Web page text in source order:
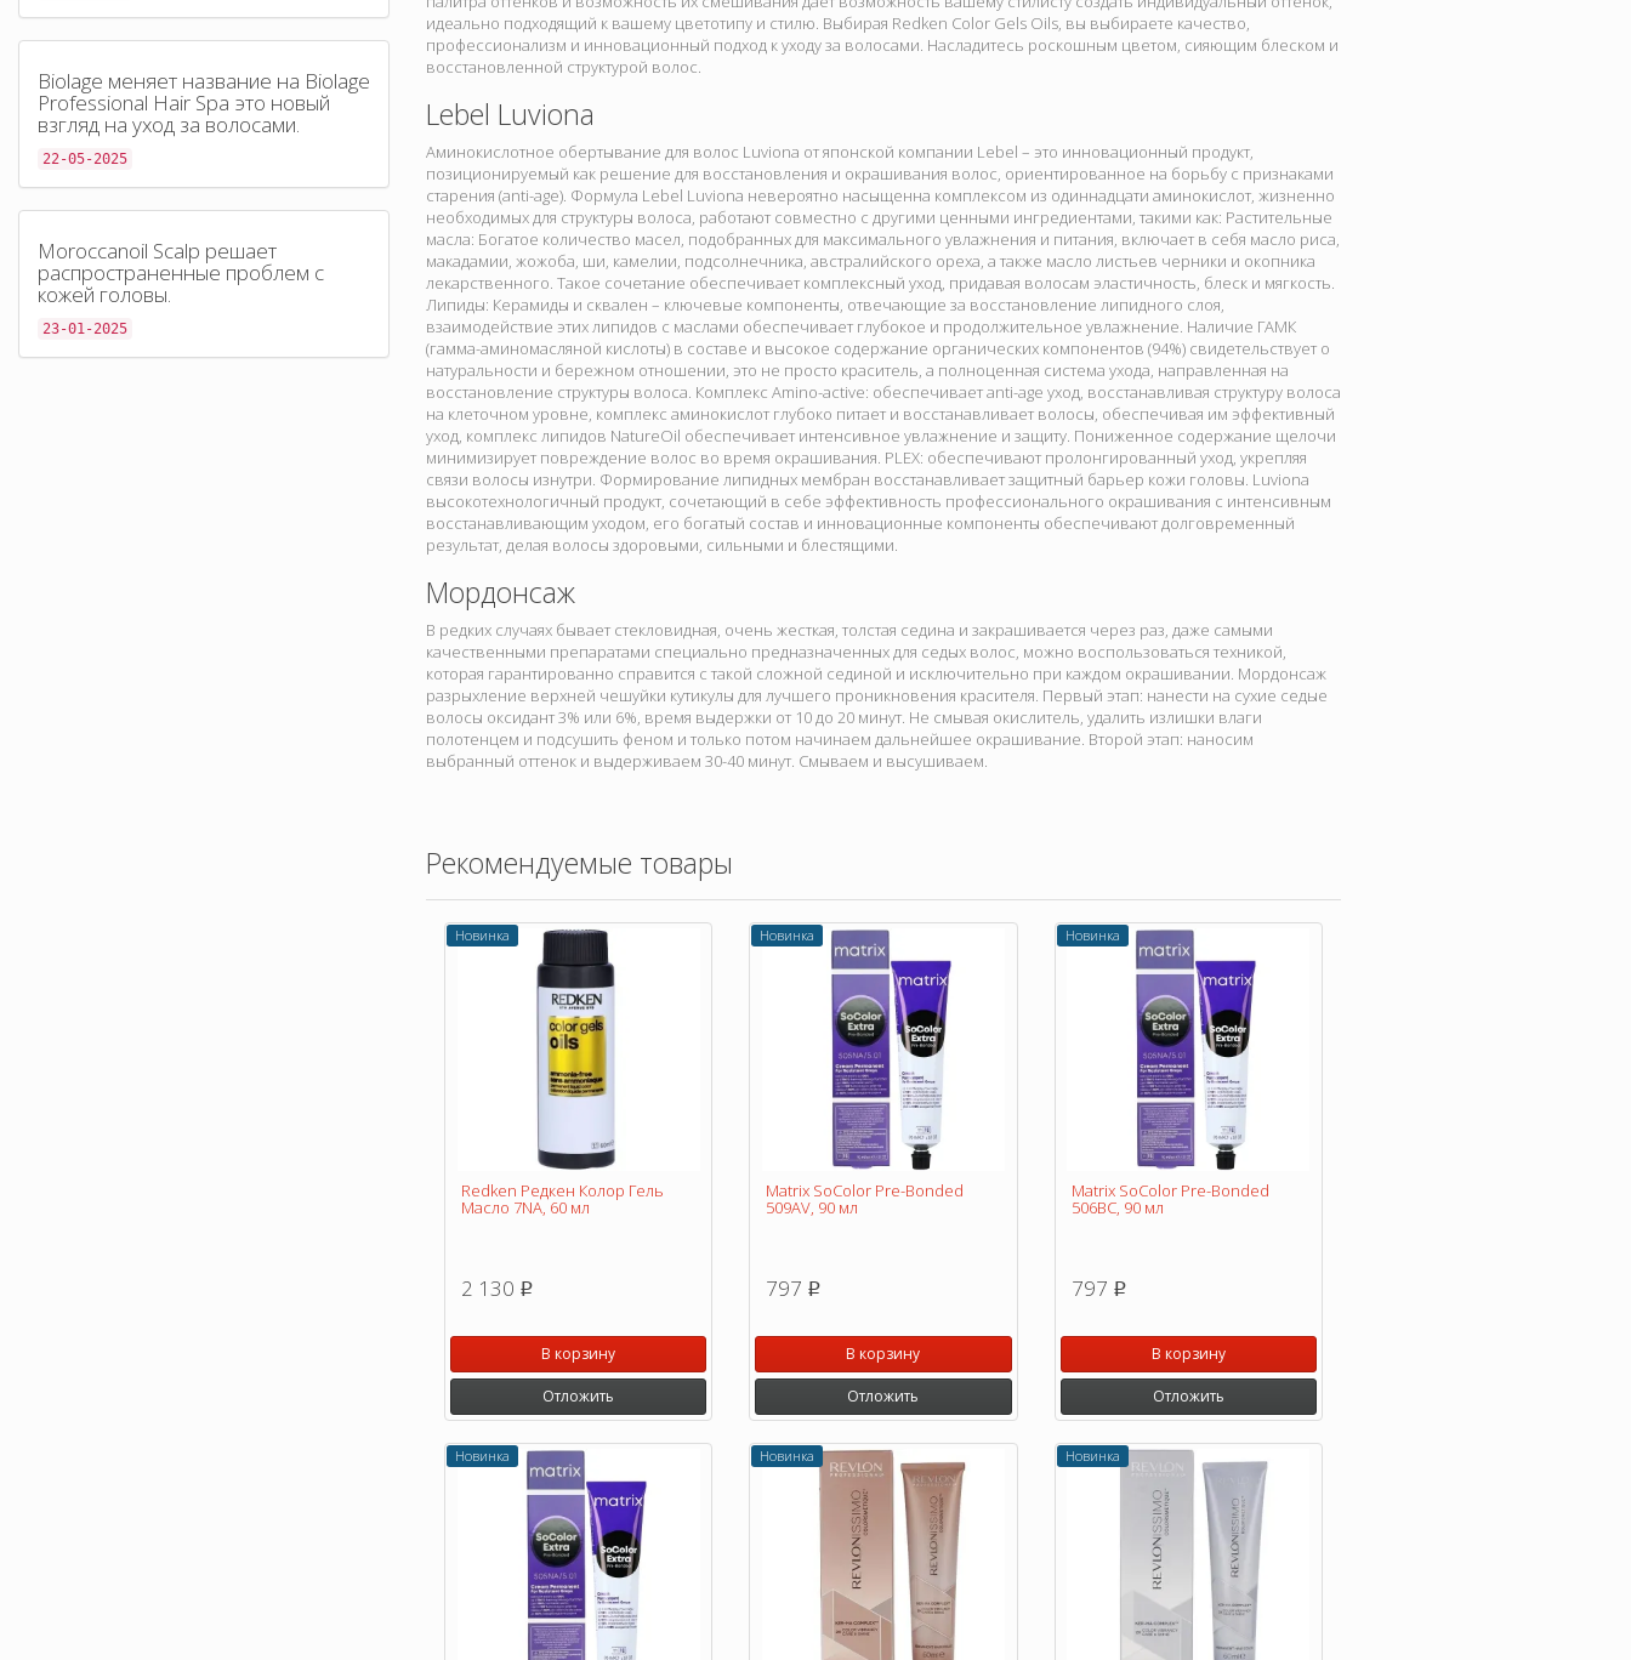
Biolage меняет название на Biolage
Professional Hair Spa это новый
взгляд на уход за волосами.
22-05-2025
Moroccanoil Scalp решает
распространенные проблем с
кожей головы.
23-01-2025
идеально подходящий к вашему цветотипу и стилю. Выбирая Redken Color Gels Oils, вы выбираете качество,
профессионализм и инновационный подход к уходу за волосами. Насладитесь роскошным цветом, сияющим блеском и
восстановленной структурой волос.
Lebel Luviona
Аминокислотное обертывание для волос Luviona от японской компании Lebel – это инновационный продукт,
позиционируемый как решение для восстановления и окрашивания волос, ориентированное на борьбу с признаками
старения (anti-age). Формула Lebel Luviona невероятно насыщенна комплексом из одиннадцати аминокислот, жизненно
необходимых для структуры волоса, работают совместно с другими ценными ингредиентами, такими как: Растительные
масла: Богатое количество масел, подобранных для максимального увлажнения и питания, включает в себя масло риса,
макадамии, жожоба, ши, камелии, подсолнечника, австралийского ореха, а также масло листьев черники и окопника
лекарственного. Такое сочетание обеспечивает комплексный уход, придавая волосам эластичность, блеск и мягкость.
Липиды: Керамиды и сквален – ключевые компоненты, отвечающие за восстановление липидного слоя,
взаимодействие этих липидов с маслами обеспечивает глубокое и продолжительное увлажнение. Наличие ГАМК
(гамма-аминомасляной кислоты) в составе и высокое содержание органических компонентов (94%) свидетельствует о
натуральности и бережном отношении, это не просто краситель, а полноценная система ухода, направленная на
восстановление структуры волоса. Комплекс Amino-active: обеспечивает anti-age уход, восстанавливая структуру волоса
на клеточном уровне, комплекс аминокислот глубоко питает и восстанавливает волосы, обеспечивая им эффективный
уход, комплекс липидов NatureOil обеспечивает интенсивное увлажнение и защиту. Пониженное содержание щелочи
минимизирует повреждение волос во время окрашивания. PLEX: обеспечивают пролонгированный уход, укрепляя
связи волосы изнутри. Формирование липидных мембран восстанавливает защитный барьер кожи головы. Luviona
высокотехнологичный продукт, сочетающий в себе эффективность профессионального окрашивания с интенсивным
восстанавливающим уходом, его богатый состав и инновационные компоненты обеспечивают долговременный
результат, делая волосы здоровыми, сильными и блестящими.
Мордонсаж
В редких случаях бывает стекловидная, очень жесткая, толстая седина и закрашивается через раз, даже самыми
качественными препаратами специально предназначенных для седых волос, можно воспользоваться техникой,
которая гарантированно справится с такой сложной сединой и исключительно при каждом окрашивании. Мордонсаж
разрыхление верхней чешуйки кутикулы для лучшего проникновения красителя. Первый этап: нанести на сухие седые
волосы оксидант 3% или 6%, время выдержки от 10 до 20 минут. Не смывая окислитель, удалить излишки влаги
полотенцем и подсушить феном и только потом начинаем дальнейшее окрашивание. Второй этап: наносим
выбранный оттенок и выдерживаем 30-40 минут. Смываем и высушиваем.
Рекомендуемые товары
Новинка
Redken Редкен Колор Гель
Масло 7NA, 60 мл
2 130 p
В корзину
Отложить
Новинка
Matrix SoColor Pre-Bonded
509AV, 90 мл
797 p
В корзину
Отложить
Новинка
Matrix SoColor Pre-Bonded
506BC, 90 мл
797 p
В корзину
Отложить
Новинка Новинка Новинка